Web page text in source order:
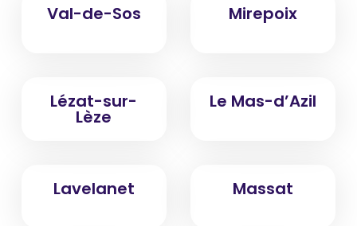
Val-de-Sos Mirepoix
Lézat-sur-
Lèze
Le Mas-d’Azil
Lavelanet Massat